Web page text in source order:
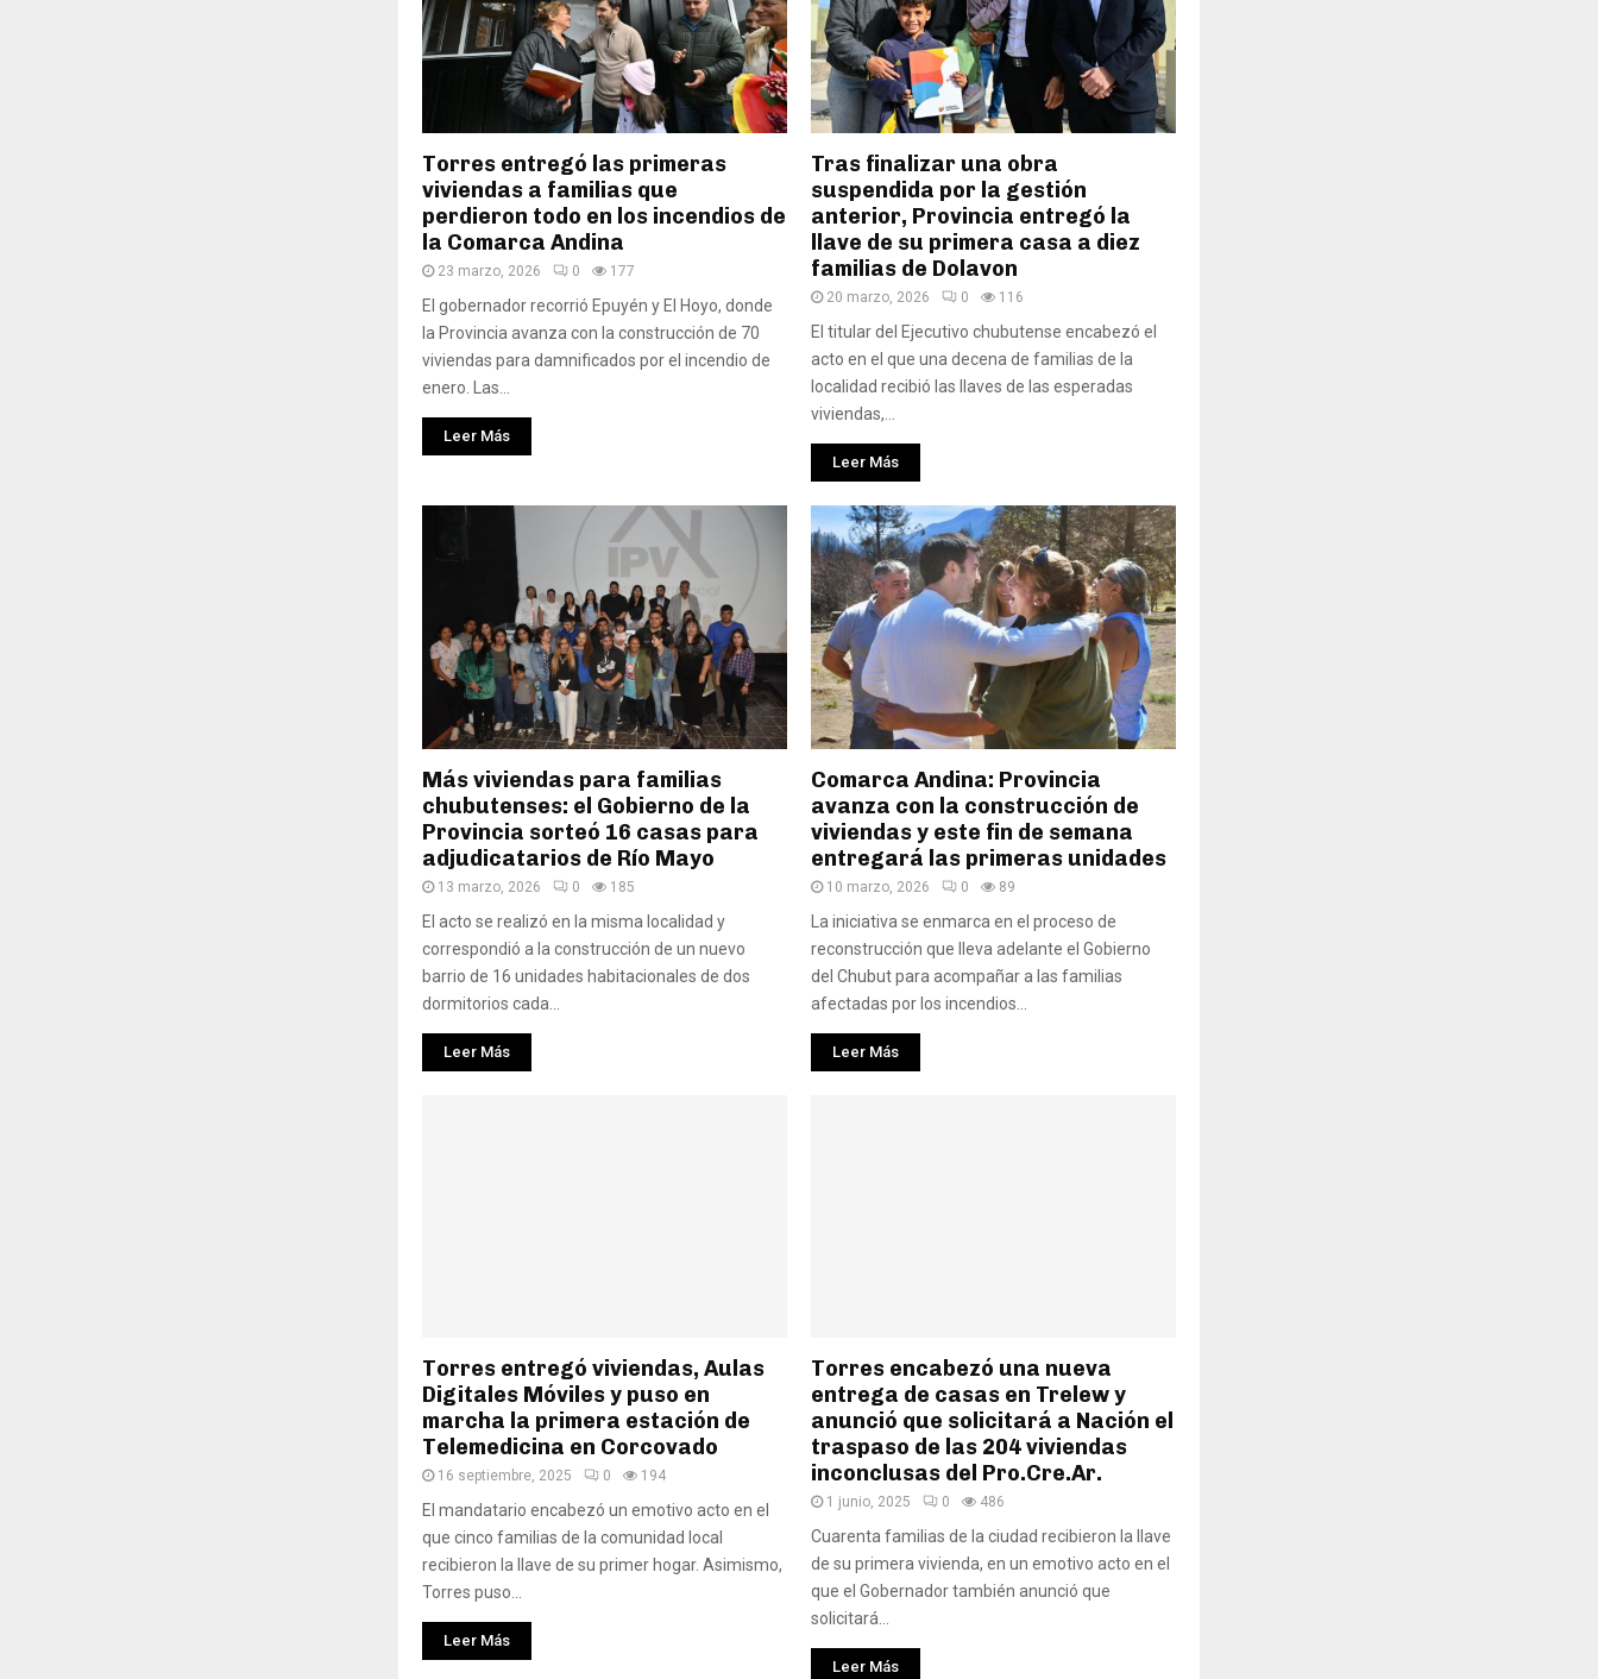
Torres entregó las primeras
viviendas a familias que
perdieron todo en los incendios de
la Comarca Andina
23 marzo, 2026 0 177
El gobernador recorrió Epuyén y El Hoyo, donde
la Provincia avanza con la construcción de 70
viviendas para damnificados por el incendio de
enero. Las...
Leer Más
Tras finalizar una obra
suspendida por la gestión
anterior, Provincia entregó la
llave de su primera casa a diez
familias de Dolavon
20 marzo, 2026 0 116
El titular del Ejecutivo chubutense encabezó el
acto en el que una decena de familias de la
localidad recibió las llaves de las esperadas
viviendas,...
Leer Más
Más viviendas para familias
chubutenses: el Gobierno de la
Provincia sorteó 16 casas para
adjudicatarios de Río Mayo
13 marzo, 2026 0 185
El acto se realizó en la misma localidad y
correspondió a la construcción de un nuevo
barrio de 16 unidades habitacionales de dos
dormitorios cada...
Leer Más
Comarca Andina: Provincia
avanza con la construcción de
viviendas y este fin de semana
entregará las primeras unidades
10 marzo, 2026 0 89
La iniciativa se enmarca en el proceso de
reconstrucción que lleva adelante el Gobierno
del Chubut para acompañar a las familias
afectadas por los incendios...
Leer Más
Torres entregó viviendas, Aulas
Digitales Móviles y puso en
marcha la primera estación de
Telemedicina en Corcovado
16 septiembre, 2025 0 194
El mandatario encabezó un emotivo acto en el
que cinco familias de la comunidad local
recibieron la llave de su primer hogar. Asimismo,
Torres puso...
Leer Más
Torres encabezó una nueva
entrega de casas en Trelew y
anunció que solicitará a Nación el
traspaso de las 204 viviendas
inconclusas del Pro.Cre.Ar.
1 junio, 2025 0 486
Cuarenta familias de la ciudad recibieron la llave
de su primera vivienda, en un emotivo acto en el
que el Gobernador también anunció que
solicitará...
Leer Más